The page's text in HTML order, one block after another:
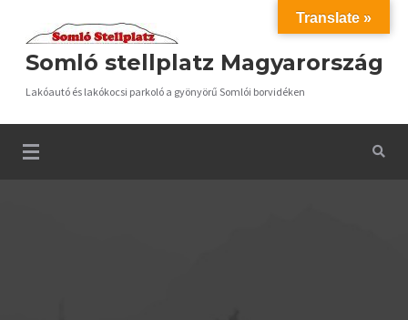
contentSomló stellplatz Magyarország
Lakóautó és lakókocsi parkoló a gyönyörű Somlói borvidéken
Translate »